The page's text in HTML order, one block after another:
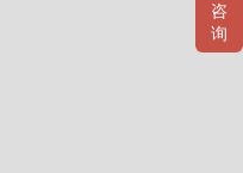
咨
询